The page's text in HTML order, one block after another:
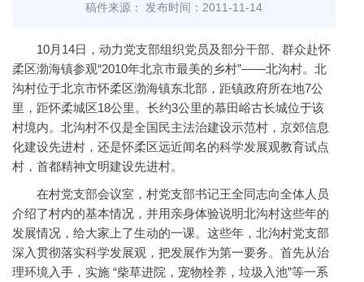
稿件来源： 发布时间：2011-11-14
10月14日，动力党支部组织党员及部分干部、群众赴怀
柔区渤海镇参观“2010年北京市最美的乡村”——北沟村。北
沟村位于北京市怀柔区渤海镇东北部，距镇政府所在地7公
里，距怀柔城区18公里。长约3公里的慕田峪古长城位于该
村境内。北沟村不仅是全国民主法治建设示范村，京郊信息
化建设先进村，还是怀柔区远近闻名的科学发展观教育试点
村，首都精神文明建设先进村。
在村党支部会议室，村党支部书记王全同志向全体人员
介绍了村内的基本情况，并用亲身体验说明北沟村这些年的
发展情况，给大家上了生动的一课。这些年，北沟村党支部
深入贯彻落实科学发展观，把发展作为第一要务。首先从治
理环境入手，实施 “柴草进院，宠物栓养，垃圾入池”等一系